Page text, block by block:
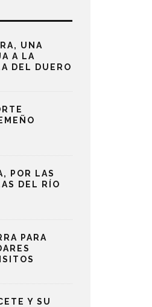
UNA
A LA
DEL DUERO
POR LAS
DEL RÍO
PARA
Y SU